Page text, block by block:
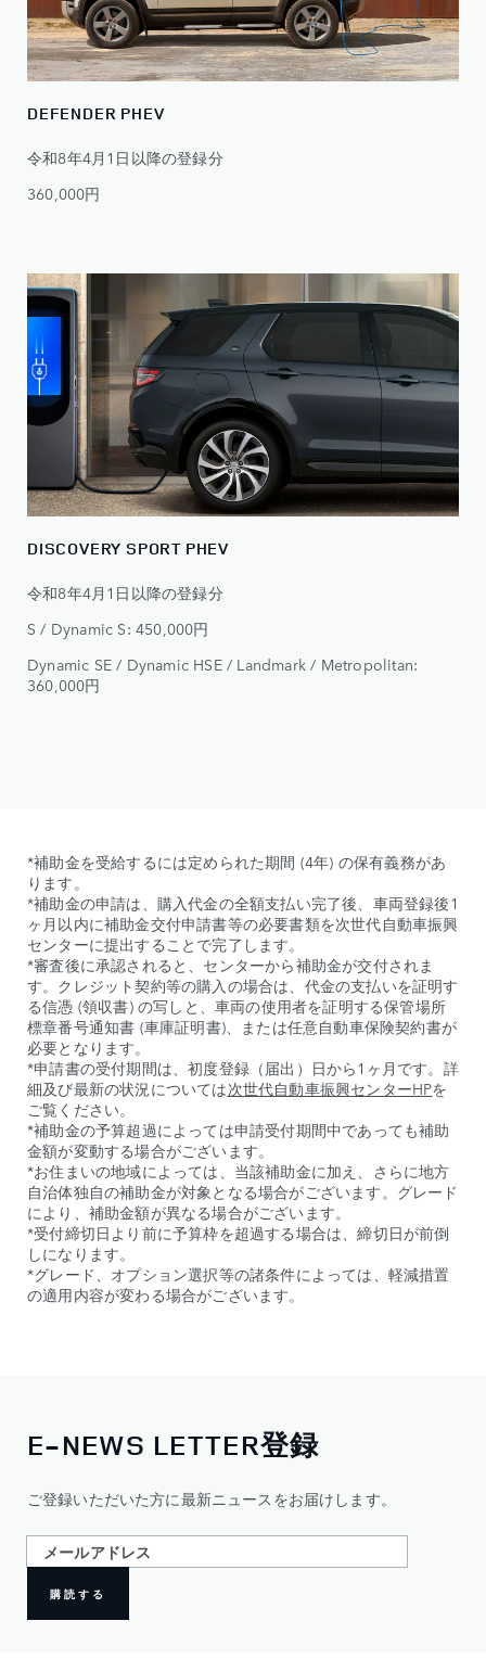
DEFENDER PHEV
令和8年4月1日以降の登録分
360,000円
DISCOVERY SPORT PHEV
令和8年4月1日以降の登録分​
S / Dynamic S: 450,000円​
Dynamic SE / Dynamic HSE / Landmark / Metropolitan:
360,000円​
*補助金を受給するには定められた期間 (4年) の保有義務があ
ります。
*補助金の申請は、購入代金の全額支払い完了後、車両登録後1
ヶ月以内に補助金交付申請書等の必要書類を次世代自動車振興
センターに提出することで完了します。
*審査後に承認されると、センターから補助金が交付されま
す。クレジット契約等の購入の場合は、代金の支払いを証明す
る信憑 (領収書) の写しと、車両の使用者を証明する保管場所
標章番号通知書 (車庫証明書)、または任意自動車保険契約書が
必要となります。
*申請書の受付期間は、初度登録（届出）日から1ヶ月です。詳
細及び最新の状況については次世代自動車振興センターHPを
ご覧ください。
*補助金の予算超過によっては申請受付期間中であっても補助
金額が変動する場合がございます。
*お住まいの地域によっては、当該補助金に加え、さらに地方
自治体独自の補助金が対象となる場合がございます。グレード
により、補助金額が異なる場合がございます。
*受付締切日より前に予算枠を超過する場合は、締切日が前倒
しになります。
*グレード、オプション選択等の諸条件によっては、軽減措置
の適用内容が変わる場合がございます。
E-NEWS LETTER登録
ご登録いただいた方に最新ニュースをお届けします。
購読する